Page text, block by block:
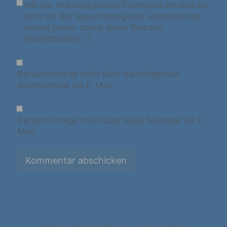
Mit der Nutzung dieses Formulars erklärst du
dich mit der Speicherung und Verarbeitung
deiner Daten durch diese Website
einverstanden. *
Benachrichtige mich über nachfolgende
Kommentare via E-Mail.
Benachrichtige mich über neue Beiträge via E-
Mail.
Verknüpfung, die Einschränkung, das
Löschen oder die Vernichtung.
Einschränkung der Verarbeitung ist die
Markierung gespeicherter
Profiling ist jede Art der automatisierten